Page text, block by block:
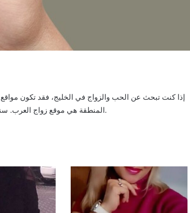
إذا كنت تبحث عن الحب والزواج في الخليج، فقد تكون
المنطقة هي موقع زواج العرب. سنقدم لك هنا نظرة عامة على موقع زواج العرب وخصائصه المميزة.